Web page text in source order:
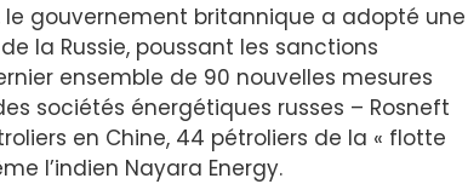
le gouvernement britannique a adopté une
la Russie, poussant les sanctions
ensemble de 90 nouvelles mesures
sociétés énergétiques russes – Rosneft
en Chine, 44 pétroliers de la « flotte
l’indien Nayara Energy.